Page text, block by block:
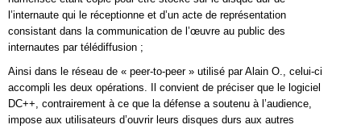
l’internaute qui le réceptionne et d’un acte de représentation
consistant dans la communication de l’œuvre au public des
internautes par télédiffusion ;
Ainsi dans le réseau de « peer-to-peer » utilisé par Alain O., celui-ci
accompli les deux opérations. Il convient de préciser que le logiciel
DC++, contrairement à ce que la défense a soutenu à l’audience,
impose aux utilisateurs d’ouvrir leurs disques durs aux autres